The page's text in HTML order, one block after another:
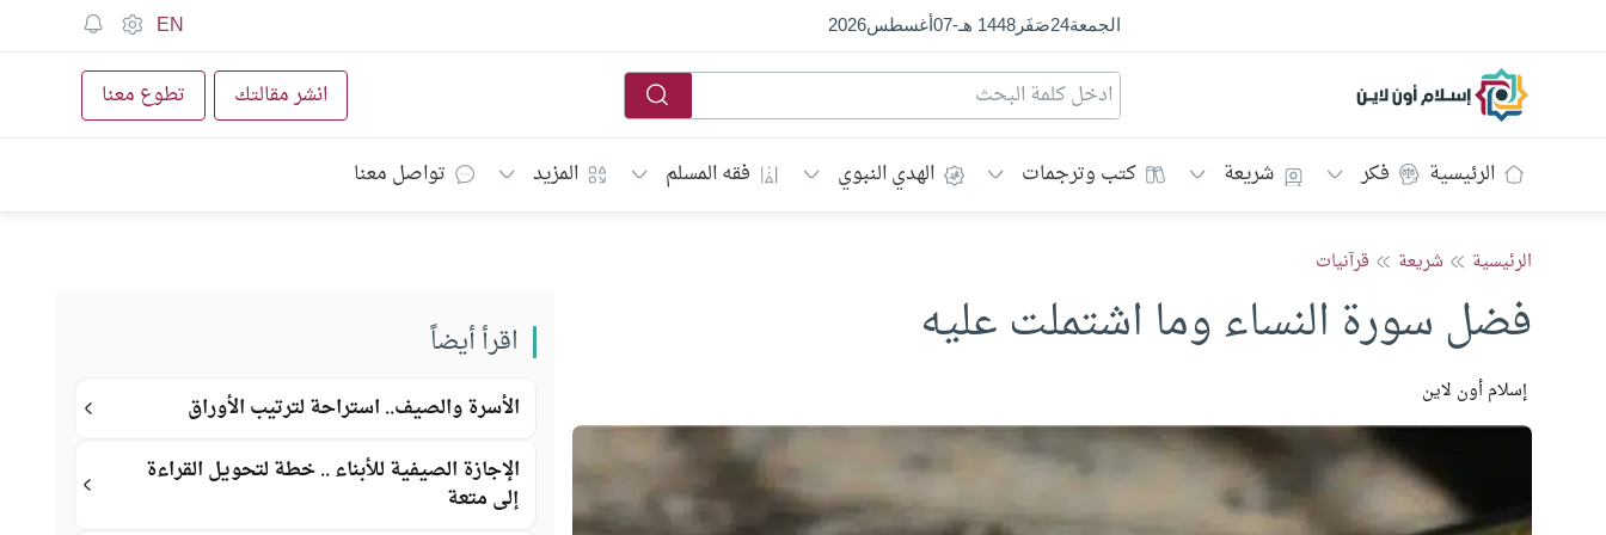
الجمعة24صَفَر1448 هـ -
07أغسطس2026
EN
إسلام أون لاين انشر مقالتك تطوع معنا
الرئيسية فكر شريعة كتب وترجمات الهدي النبوي فقه المسلم المزيد تواصل معنا
الرئيسية شريعة قرآنيات
فضل سورة النساء وما اشتملت عليه
إسلام أون لاين
اقرأ أيضاً
الأسرة والصيف.. استراحة لترتيب الأوراق
الإجازة الصيفية للأبناء .. خطة لتحويل القراءة
إلى متعة